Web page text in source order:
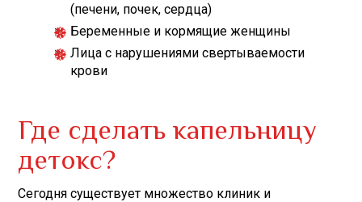
(печени, почек, сердца)
Беременные и кормящие женщины
Лица с нарушениями свертываемости
крови
Где сделать капельницу
детокс?
Сегодня существует множество клиник и